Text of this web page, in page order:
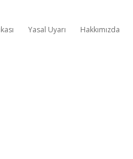
Yasal Uyarı Hakkımızda